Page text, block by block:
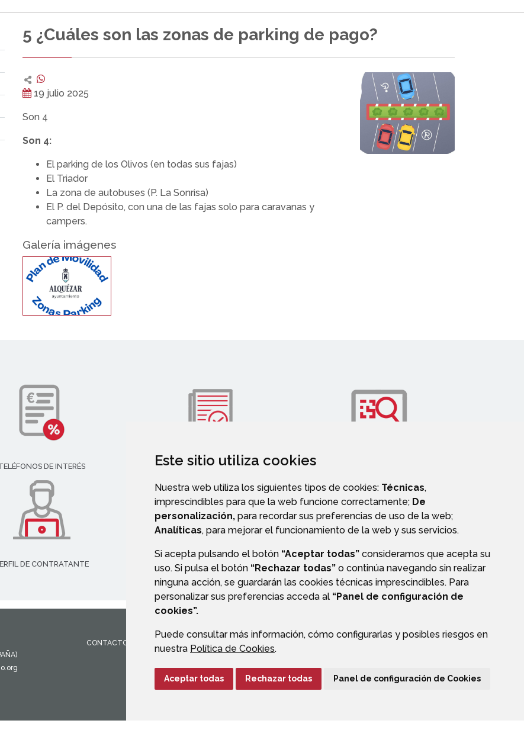
Este sitio utiliza cookies
Nuestra web utiliza los siguientes tipos de cookies: Técnicas,
imprescindibles para que la web funcione correctamente; De
personalización, para recordar sus preferencias de uso de la web;
Analíticas, para mejorar el funcionamiento de la web y sus servicios.
Si acepta pulsando el botón “Aceptar todas” consideramos que acepta su
uso. Si pulsa el botón “Rechazar todas” o continúa navegando sin realizar
ninguna acción, se guardarán las cookies técnicas imprescindibles. Para
personalizar sus preferencias acceda al “Panel de configuración de
cookies”.
Puede consultar más información, cómo configurarlas y posibles riesgos en
nuestra Política de Cookies.
Aceptar todas Rechazar todas Panel de configuración de Cookies
5 ¿Cuáles son las zonas de parking de pago?
19 julio 2025
Son 4
Son 4:
El parking de los Olivos (en todas sus fajas)
El Triador
La zona de autobuses (P. La Sonrisa)
El P. del Depósito, con una de las fajas solo para caravanas y
campers.
Galería imágenes
DE INTERÉS VALIDACIÓN DE DOCUMENTOS
DE CONTRATANTE
CONTACTO AVISO LEGAL PROTECCIÓN DE DATOS